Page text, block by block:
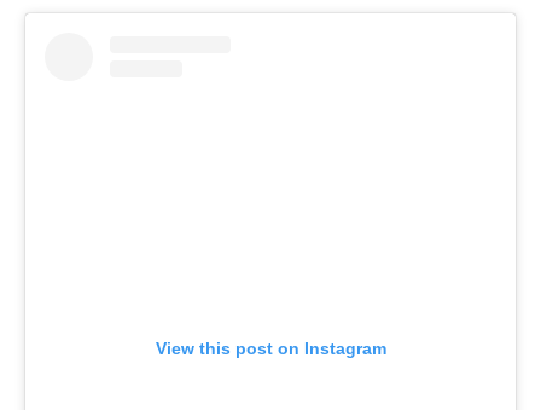
View this post on Instagram